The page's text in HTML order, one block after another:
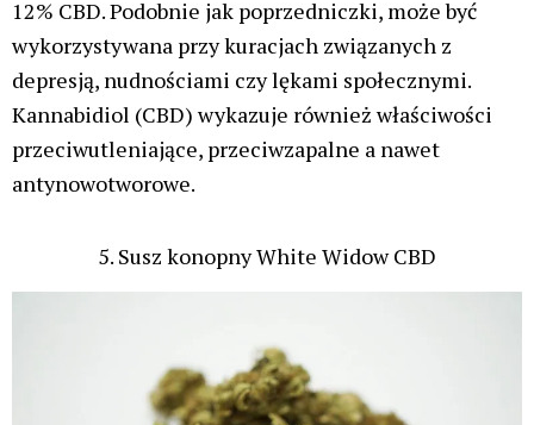
12% CBD. Podobnie jak poprzedniczki, może być
wykorzystywana przy kuracjach związanych z
depresją, nudnościami czy lękami społecznymi.
Kannabidiol (CBD) wykazuje również właściwości
przeciwutleniające, przeciwzapalne a nawet
antynowotworowe.
5. Susz konopny White Widow CBD